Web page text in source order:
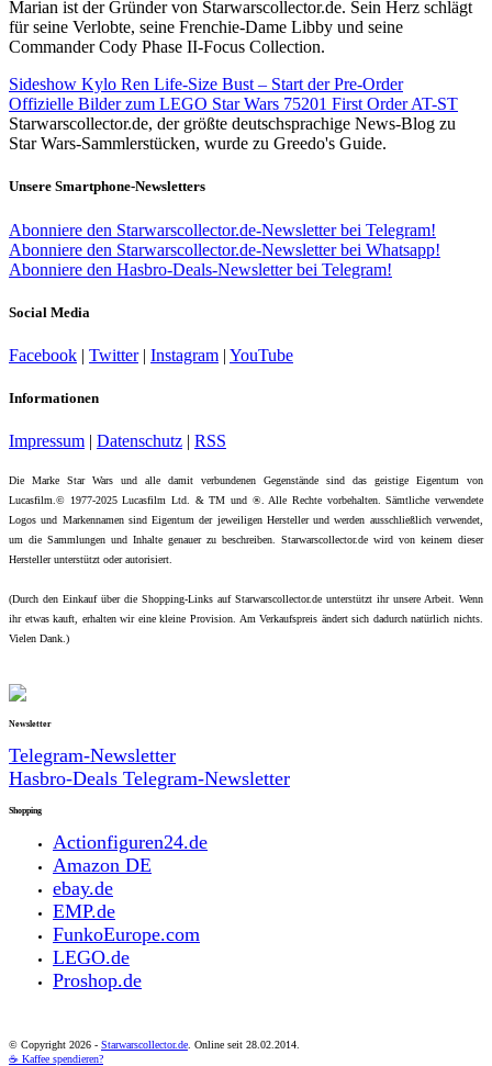
Marian ist der Gründer von Starwarscollector.de. Sein Herz schlägt
für seine Verlobte, seine Frenchie-Dame Libby und seine
Commander Cody Phase II-Focus Collection.
Sideshow Kylo Ren Life-Size Bust – Start der Pre-Order
Offizielle Bilder zum LEGO Star Wars 75201 First Order AT-ST
Starwarscollector.de, der größte deutschsprachige News-Blog zu
Star Wars-Sammlerstücken, wurde zu Greedo's Guide.
Unsere Smartphone-Newsletters
Abonniere den Starwarscollector.de-Newsletter bei Telegram!
Abonniere den Starwarscollector.de-Newsletter bei Whatsapp!
Abonniere den Hasbro-Deals-Newsletter bei Telegram!
Social Media
Facebook | Twitter| Instagram | YouTube
Informationen
Impressum | Datenschutz | RSS
Die Marke Star Wars und alle damit verbundenen Gegenstände sind das geistige Eigentum von
Lucasfilm.© 1977-2025 Lucasfilm Ltd. & TM und ®. Alle Rechte vorbehalten. Sämtliche verwendete
Logos und Markennamen sind Eigentum der jeweiligen Hersteller und werden ausschließlich verwendet,
um die Sammlungen und Inhalte genauer zu beschreiben. Starwarscollector.de wird von keinem dieser
Hersteller unterstützt oder autorisiert.
(Durch den Einkauf über die Shopping-Links auf Starwarscollector.de unterstützt ihr unsere Arbeit. Wenn
ihr etwas kauft, erhalten wir eine kleine Provision. Am Verkaufspreis ändert sich dadurch natürlich nichts.
Vielen Dank.)
Newsletter
Telegram-Newsletter
Hasbro-Deals Telegram-Newsletter
Shopping
Actionfiguren24.de
Amazon DE
ebay.de
EMP.de
FunkoEurope.com
LEGO.de
Proshop.de
© Copyright 2026 - Starwarscollector.de . Online seit 28.02.2014.
☕ Kaffee spendieren?